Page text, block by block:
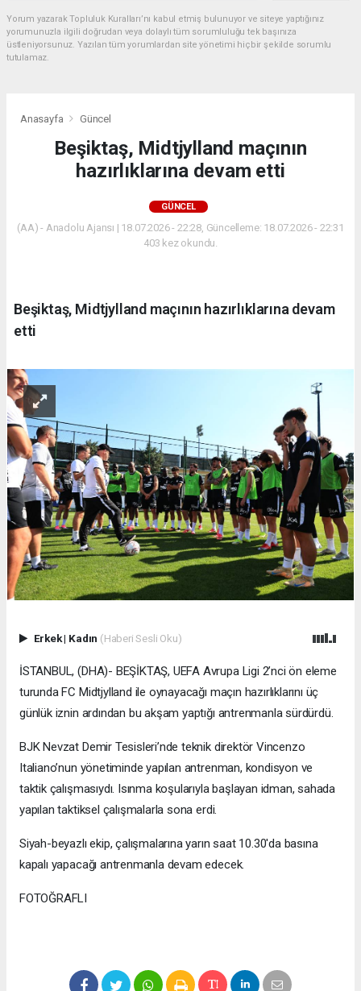
Yorum yazarak Topluluk Kuralları’nı kabul etmiş bulunuyor ve siteye yaptığınız
yorumunuzla ilgili doğrudan veya dolaylı tüm sorumluluğu tek başınıza
üstleniyorsunuz. Yazılan tüm yorumlardan site yönetimi hiçbir şekilde sorumlu
tutulamaz.
Anasayfa Güncel
Beşiktaş, Midtjylland maçının
hazırlıklarına devam etti
GÜNCEL
(AA) - Anadolu Ajansı | 18.07.2026 - 22:28, Güncelleme: 18.07.2026 - 22:31
403 kez okundu.
Beşiktaş, Midtjylland maçının hazırlıklarına devam
etti
Erkek| Kadın (Haberi Sesli Oku)
İSTANBUL, (DHA)- BEŞİKTAŞ, UEFA Avrupa Ligi 2’nci ön eleme
turunda FC Midtjylland ile oynayacağı maçın hazırlıklarını üç
günlük iznin ardından bu akşam yaptığı antrenmanla sürdürdü.
BJK Nevzat Demir Tesisleri’nde teknik direktör Vincenzo
Italiano’nun yönetiminde yapılan antrenman, kondisyon ve
taktik çalışmasıydı. Isınma koşularıyla başlayan idman, sahada
yapılan taktiksel çalışmalarla sona erdi.
Siyah-beyazlı ekip, çalışmalarına yarın saat 10.30'da basına
kapalı yapacağı antrenmanla devam edecek.
FOTOĞRAFLI